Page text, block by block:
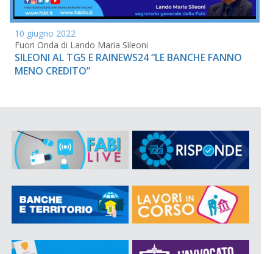
10 giugno 2022
Fuori Onda di Lando Maria Sileoni
SILEONI AL TG5 E RAINEWS24 “LE BANCHE FANNO
MENO CREDITO”